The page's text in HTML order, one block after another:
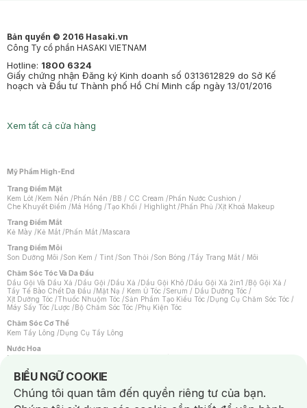
Bản quyền © 2016 Hasaki.vn
Công Ty cổ phần HASAKI VIETNAM
Hotline: 1800 6324
Giấy chứng nhận Đăng ký Kinh doanh số 0313612829 do Sở Kế
hoạch và Đầu tư Thành phố Hồ Chí Minh cấp ngày 13/01/2016
Xem tất cả cửa hàng
Mỹ Phẩm High-End
Trang Điểm Mặt
Kem Lót /Kem Nền /Phấn Nền /BB / CC Cream /Phấn Nước Cushion /
Che Khuyết Điểm /Má Hồng /Tạo Khối / Highlight /Phấn Phủ /Xịt Khoá Makeup
Trang Điểm Mắt
Kẻ Mày /Kẻ Mắt /Phấn Mắt /Mascara
Trang Điểm Môi
Son Dưỡng Môi /Son Kem / Tint /Son Thỏi /Son Bóng /Tẩy Trang Mắt / Môi
Chăm Sóc Tóc Và Da Đầu
Dầu Gội Và Dầu Xả /Dầu Gội /Dầu Xả /Dầu Gội Khô /Dầu Gội Xả 2in1 /Bộ Gội Xả /
Tẩy Tế Bào Chết Da Đầu /Mặt Nạ / Kem Ủ Tóc /Serum / Dầu Dưỡng Tóc /
Xịt Dưỡng Tóc /Thuốc Nhuộm Tóc /Sản Phẩm Tạo Kiểu Tóc /Dụng Cụ Chăm Sóc Tóc /
Máy Sấy Tóc /Lược /Bộ Chăm Sóc Tóc /Phụ Kiện Tóc
Chăm Sóc Cơ Thể
Kem Tẩy Lông /Dụng Cụ Tẩy Lông
Nước Hoa
Nước Hoa Nữ
Chăm Sóc Cá Nhân
Chống Muỗi /Khẩu Trang /Máy Massage/Mặt Nạ Xông Hơi /Nước Rửa Tay/
Sản Phẩm Chăm Sóc Khác /Bàn Chải Đánh Răng /Bàn Chải Điện/
BIỂU NGỮ COOKIE
Notice about cookies usage
Chúng tôi quan tâm đến quyền riêng tư của bạn.